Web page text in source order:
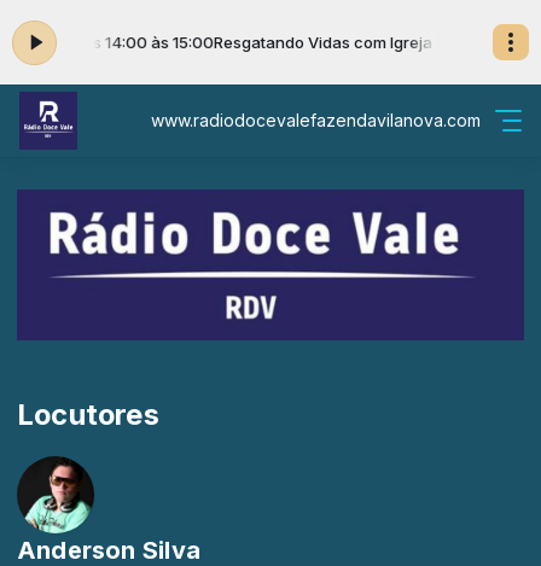
das 14:00 às 15:00Resgatando Vidas com Igreja Aliança das
www.radiodocevalefazendavilanova.com
Locutores
Anderson Silva